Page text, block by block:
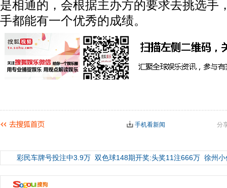
是相通的，会根据主办方的要求去挑选手
手都能有一个优秀的成绩。
分
手机看新闻
彩民车牌号投注中3.9万 双色球148期开奖:头奖11注666万 徐州